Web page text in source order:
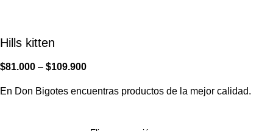
Hills kitten
$81.000 – $109.900
En Don Bigotes encuentras productos de la mejor calidad.